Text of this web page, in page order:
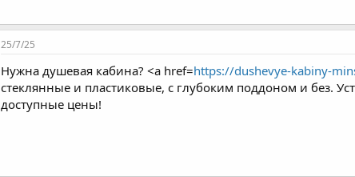
25/7/25
Нужна душевая кабина? <a href=https://dushevye-kabiny-
стеклянные и пластиковые, с глубоким поддоном и без.
доступные цены!